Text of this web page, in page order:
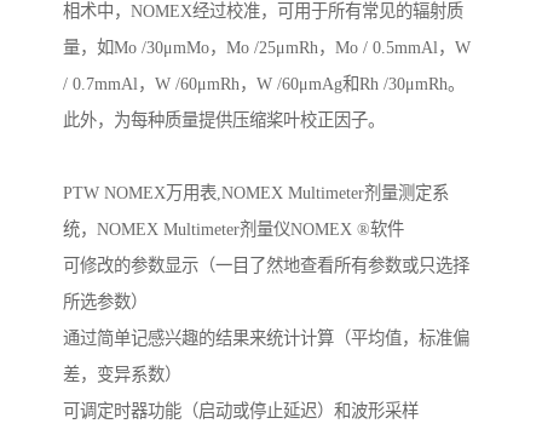
相术中，NOMEX经过校准，可用于所有常见的辐射质
量，如Mo /30μmMo，Mo /25μmRh，Mo / 0.5mmAl，W
/ 0.7mmAl，W /60μmRh，W /60μmAg和Rh /30μmRh。
此外，为每种质量提供压缩桨叶校正因子。
PTW NOMEX万用表,NOMEX Multimeter剂量测定系
统，NOMEX Multimeter剂量仪NOMEX ®软件
可修改的参数显示（一目了然地查看所有参数或只选择
所选参数）
通过简单记感兴趣的结果来统计计算（平均值，标准偏
差，变异系数）
可调定时器功能（启动或停止延迟）和波形采样